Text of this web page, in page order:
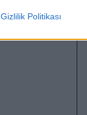
Gizlilik Politikası